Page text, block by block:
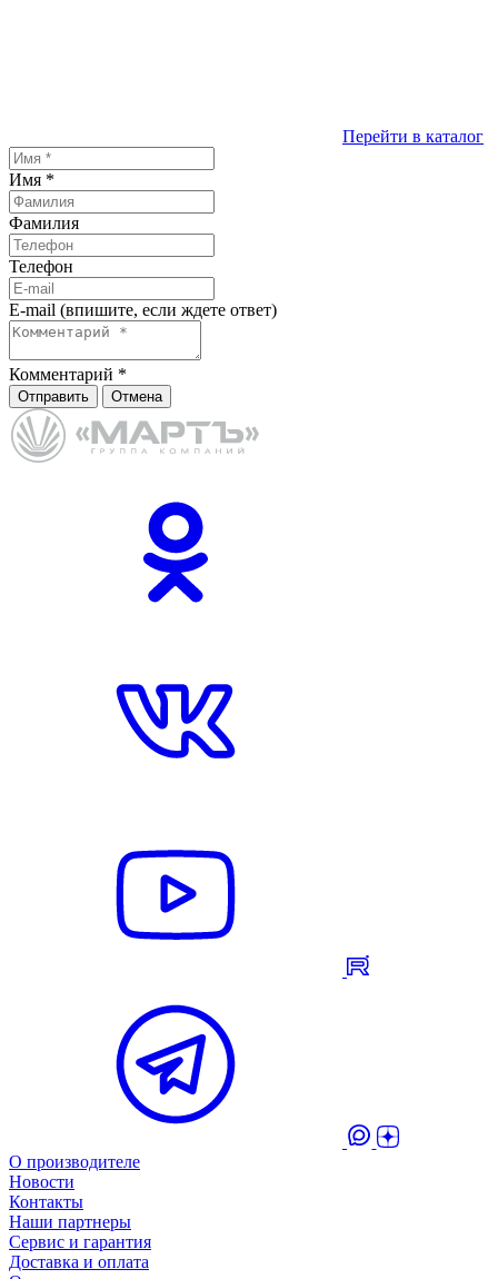
Перейти в каталог
Имя *
Фамилия
Телефон
E-mail (впишите, если ждете ответ)
Комментарий *
Отправить Отмена
О производителе
Новости
Контакты
Наши партнеры
Сервис и гарантия
Доставка и оплата